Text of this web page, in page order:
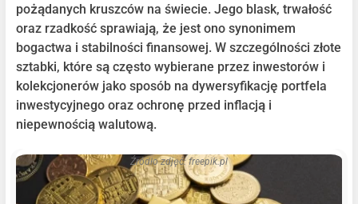
pożądanych kruszców na świecie. Jego blask, trwałość
oraz rzadkość sprawiają, że jest ono synonimem
bogactwa i stabilności finansowej. W szczególności złote
sztabki, które są często wybierane przez inwestorów i
kolekcjonerów jako sposób na dywersyfikację portfela
inwestycyjnego oraz ochronę przed inflacją i
niepewnością walutową.
Źródło zdjęć: freepik.pl